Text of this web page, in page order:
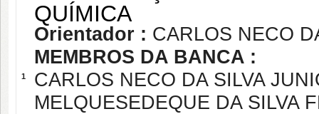
1
QUÍMICA
Orientador : CARLOS NECO
MEMBROS DA BANCA :
CARLOS NECO DA SILVA
MELQUESEDEQUE DA SILVA